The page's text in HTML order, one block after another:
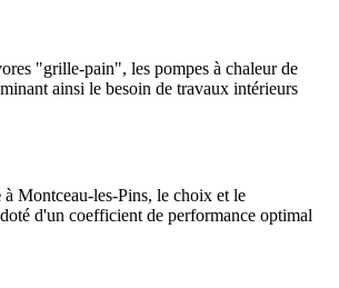
"grille-pain", les pompes à chaleur de
ainsi le besoin de travaux intérieurs
à Montceau-les-Pins, le choix et le
d'un coefficient de performance optimal